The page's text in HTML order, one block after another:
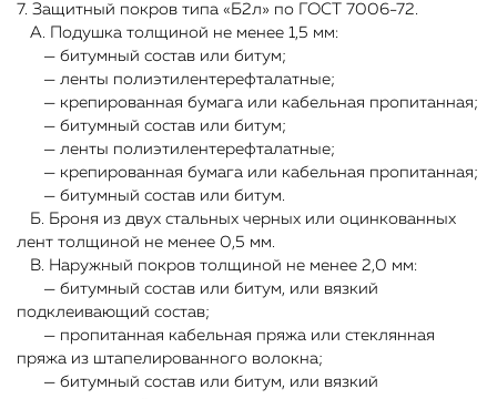
7. Защитный покров типа «Б2л» по ГОСТ 7006-72.
А. Подушка толщиной не менее 1,5 мм:
— битумный состав или битум;
— ленты полиэтилентерефталатные;
— крепированная бумага или кабельная пропитанная;
— битумный состав или битум;
— ленты полиэтилентерефталатные;
— крепированная бумага или кабельная пропитанная;
— битумный состав или битум.
Б. Броня из двух стальных черных или оцинкованных
лент толщиной не менее 0,5 мм.
В. Наружный покров толщиной не менее 2,0 мм:
— битумный состав или битум, или вязкий
подклеивающий состав;
— пропитанная кабельная пряжа или стеклянная
пряжа из штапелированного волокна;
— битумный состав или битум, или вязкий